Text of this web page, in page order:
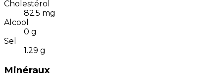
Cholestérol
82.5 mg
Alcool
0 g
Sel
1.29 g
Minéraux